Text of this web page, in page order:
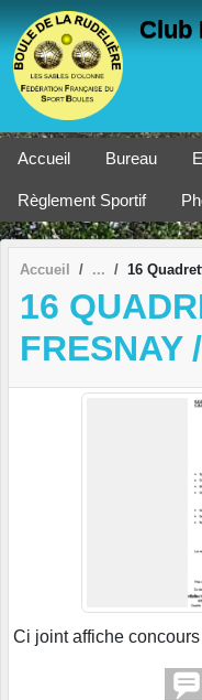
Club
Accueil Bureau
Règlement Sportif
Accueil 16
16
FRESNAY
Ci joint affiche
Panneau de gestion des